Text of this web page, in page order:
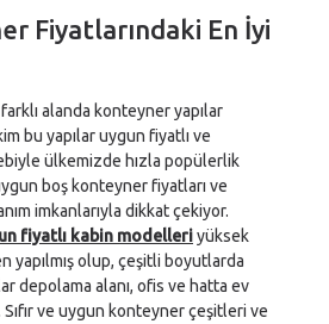
Fiyatlarındaki En İyi
alanda konteyner yapılar
bu yapılar uygun fiyatlı ve
ülkemizde hızla popülerlik
boş konteyner fiyatları ve
imkanlarıyla dikkat çekiyor.
fiyatlı kabin modelleriyüksek
yapılmış olup, çeşitli boyutlarda
depolama alanı, ofis ve hatta ev
ve uygun konteyner çeşitleri ve